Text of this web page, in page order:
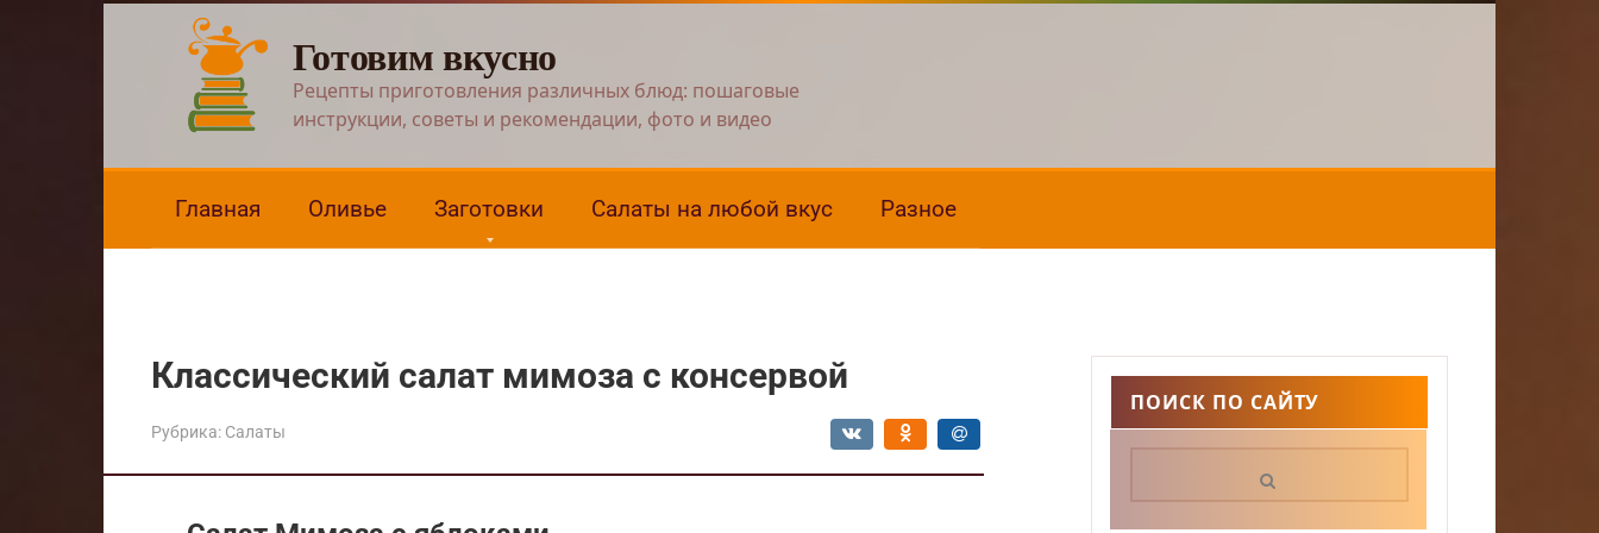
Готовим вкусно
Рецепты приготовления различных блюд: пошаговые
инструкции, советы и рекомендации, фото и видео
Главная Оливье Заготовки Салаты на любой вкус Разное
Классический салат мимоза с консервой
Рубрика: Салаты
ПОИСК ПО САЙТУ